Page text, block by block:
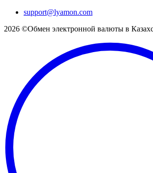
support@lyamon.com
2026 ©Обмен электронной валюты в